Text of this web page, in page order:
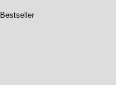
Bestseller